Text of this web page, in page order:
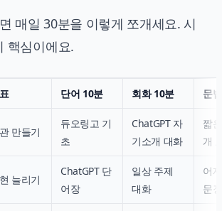
매일 30분을 이렇게 쪼개세요. 시
핵심이에요.
단어 10분 회화 10분 문
만들기
듀오링고 기
초
ChatGPT 자
기소개 대화
짧
개
늘리기
ChatGPT 단
어장
일상 주제
대화
어
문